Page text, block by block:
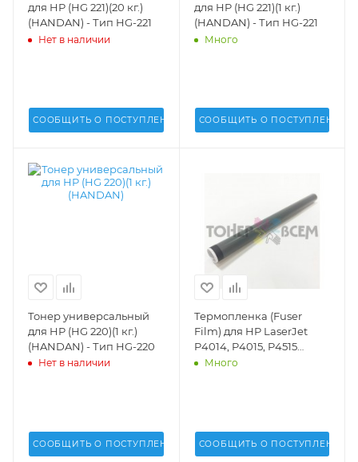
для HP (HG 221)(20 кг.)
(HANDAN) - Тип HG-221
Нет в наличии
СООБЩИТЬ О ПОСТУПЛЕНИИ
для HP (HG 221)(1 кг.)
(HANDAN) - Тип HG-221
Много
СООБЩИТЬ О ПОСТУПЛЕНИИ
Тонер универсальный
для HP (HG 220)(1 кг.)
(HANDAN) - Тип HG-220
Нет в наличии
СООБЩИТЬ О ПОСТУПЛЕНИИ
Термопленка (Fuser
Film) для HP LaserJet
P4014, P4015, P4515
(METAL)(DV Inc.) -
Много
СООБЩИТЬ О ПОСТУПЛЕНИИ